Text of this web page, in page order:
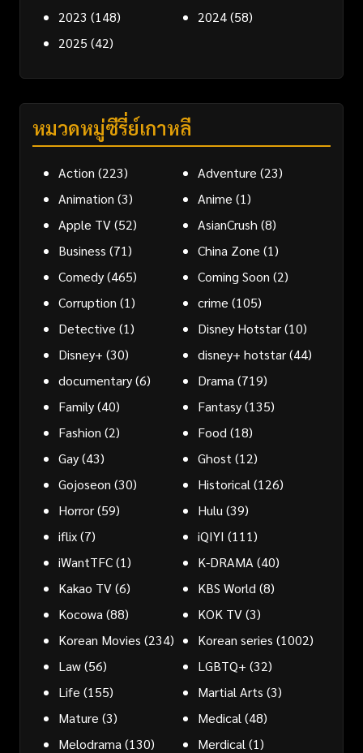
2023 (148) 2024(58)
2025 (42)
หมวดหมู่ซีรี่ย์เกาหลี
Action (223) Adventure (23)
Animation (3) Anime (1)
Apple TV(52) AsianCrush (8)
Business (71) China Zone (1)
Comedy(465) Coming Soon (2)
Corruption (1) crime (105)
Detective (1) Disney Hotstar(10)
Disney+ (30) disney+ hotstar(44)
documentary(6) Drama (719)
Family(40) Fantasy(135)
Fashion (2) Food (18)
Gay(43) Ghost (12)
Gojoseon (30) Historical (126)
Horror(59) Hulu (39)
iflix(7) iQIYI (111)
iWantTFC(1) K-DRAMA (40)
Kakao TV(6) KBS World (8)
Kocowa (88) KOK TV(3)
Korean Movies (234) Korean series (1002)
Law(56) LGBTQ+ (32)
Life (155) Martial Arts (3)
Mature (3) Medical (48)
Melodrama (130) Merdical (1)